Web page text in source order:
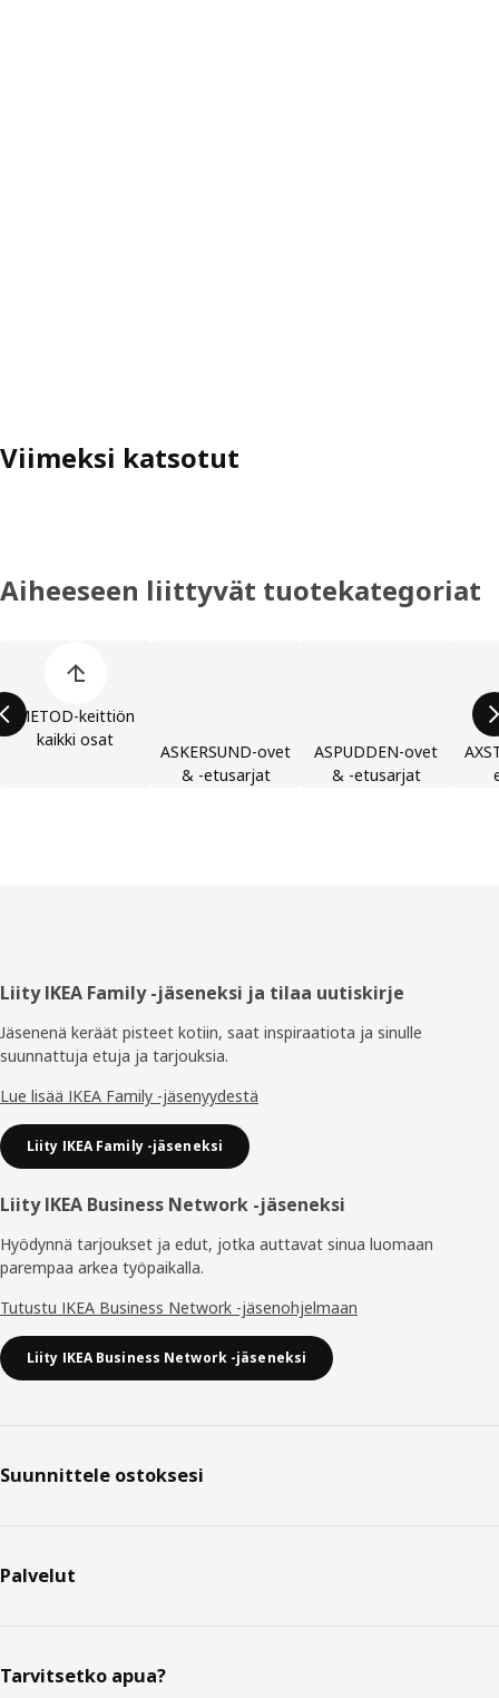
Viimeksi katsotut
Aiheeseen liittyvät tuotekategoriat
METOD-keittiön
kaikki osat
ASKERSUND-ovet
& -etusarjat
ASPUDDEN-ovet
& -etusarjat
Alatunniste
Liity IKEA Family -jäseneksi ja tilaa uutiskirje
Jäsenenä keräät pisteet kotiin, saat inspiraatiota ja sinulle
suunnattuja etuja ja tarjouksia.​
Lue lisää IKEA Family -jäsenyydestä
Liity IKEA Family -jäseneksi
Liity IKEA Business Network -jäseneksi
Hyödynnä tarjoukset ja edut, jotka auttavat sinua luomaan
parempaa arkea työpaikalla.
Tutustu IKEA Business Network -jäsenohjelmaan
Liity IKEA Business Network -jäseneksi
Suunnittele ostoksesi
Palvelut
Tarvitsetko apua?